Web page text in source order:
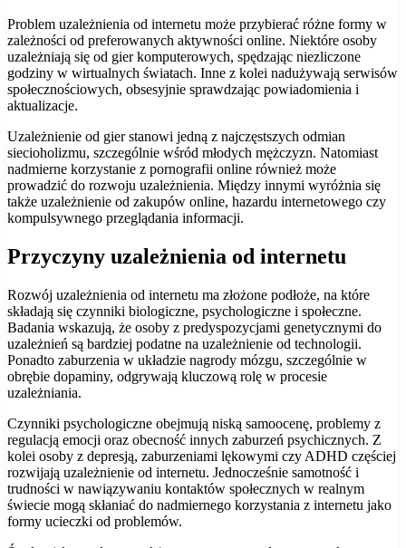
Problem uzależnienia od internetu może przybierać różne formy w
zależności od preferowanych aktywności online. Niektóre osoby
uzależniają się od gier komputerowych, spędzając niezliczone
godziny w wirtualnych światach. Inne z kolei nadużywają serwisów
społecznościowych, obsesyjnie sprawdzając powiadomienia i
aktualizacje.
Uzależnienie od gier stanowi jedną z najczęstszych odmian
siecioholizmu, szczególnie wśród młodych mężczyzn. Natomiast
nadmierne korzystanie z pornografii online również może
prowadzić do rozwoju uzależnienia. Między innymi wyróżnia się
także uzależnienie od zakupów online, hazardu internetowego czy
kompulsywnego przeglądania informacji.
Przyczyny uzależnienia od internetu
Rozwój uzależnienia od internetu ma złożone podłoże, na które
składają się czynniki biologiczne, psychologiczne i społeczne.
Badania wskazują, że osoby z predyspozycjami genetycznymi do
uzależnień są bardziej podatne na uzależnienie od technologii.
Ponadto zaburzenia w układzie nagrody mózgu, szczególnie w
obrębie dopaminy, odgrywają kluczową rolę w procesie
uzależniania.
Czynniki psychologiczne obejmują niską samoocenę, problemy z
regulacją emocji oraz obecność innych zaburzeń psychicznych. Z
kolei osoby z depresją, zaburzeniami lękowymi czy ADHD częściej
rozwijają uzależnienie od internetu. Jednocześnie samotność i
trudności w nawiązywaniu kontaktów społecznych w realnym
świecie mogą skłaniać do nadmiernego korzystania z internetu jako
formy ucieczki od problemów.